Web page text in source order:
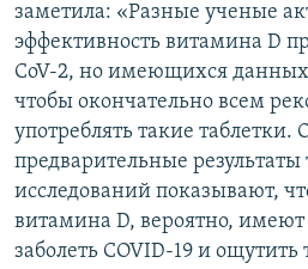
заметила: «Разные ученые
эффективность витамина D
CoV-2, но имеющихся данных
чтобы окончательно всем
употреблять такие таблетки.
предварительные
исследований показывают,
витамина D, вероятно,
заболеть COVID-19 и ощутить